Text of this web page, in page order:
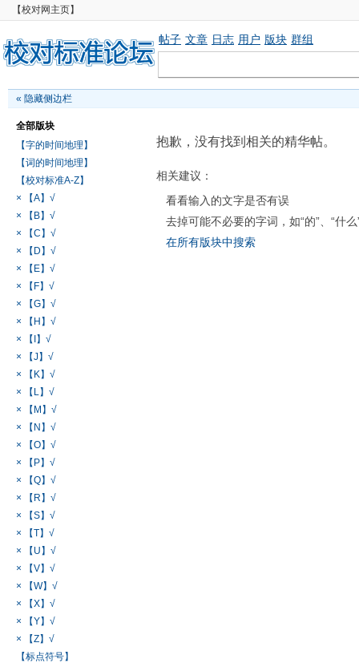
【校对网主页】
帖子 文章 日志 用户 版块 群组
« 隐藏侧边栏
全部版块
【字的时间地理】
【词的时间地理】
【校对标准A-Z】
× 【A】√
× 【B】√
× 【C】√
× 【D】√
× 【E】√
× 【F】√
× 【G】√
× 【H】√
× 【I】√
× 【J】√
× 【K】√
× 【L】√
× 【M】√
× 【N】√
× 【O】√
× 【P】√
× 【Q】√
× 【R】√
× 【S】√
× 【T】√
× 【U】√
× 【V】√
× 【W】√
× 【X】√
× 【Y】√
× 【Z】√
【标点符号】
抱歉，没有找到相关的精华帖。
相关建议：
看看输入的文字是否有误
去掉可能不必要的字词，如“的”、“什么
在所有版块中搜索